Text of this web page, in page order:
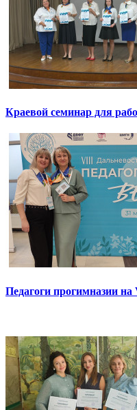
Краевой семинар для
Педагоги прогимназии